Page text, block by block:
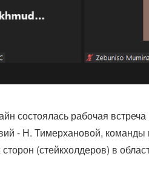
состоялась рабочая
- Н. Тимерхановой,
(стейкхолдеров) в